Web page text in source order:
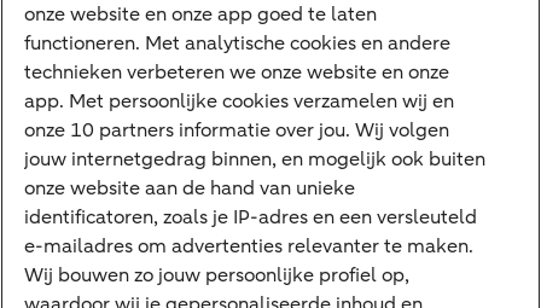
Internet Bankieren
ABN AMRO app
Tikkie
Apple Pay
Google Pay
Veilig bankieren
Meest gezocht
onze website en onze app goed te laten
functioneren. Met analytische cookies en andere
technieken verbeteren we onze website en onze
app. Met persoonlijke cookies verzamelen wij en
onze 10 partners informatie over jou. Wij volgen
jouw internetgedrag binnen, en mogelijk ook buiten
onze website aan de hand van unieke
identificatoren, zoals je IP-adres en een versleuteld
e-mailadres om advertenties relevanter te maken.
Wij bouwen zo jouw persoonlijke profiel op,